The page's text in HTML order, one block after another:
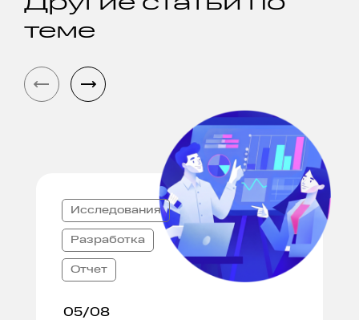
теме
Исследования
Разработка
Отчет
05/08